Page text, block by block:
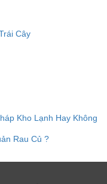
Cây
Kho Lạnh Hay Không
Rau Củ ?